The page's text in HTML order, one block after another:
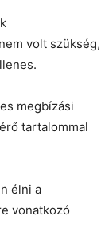
volt szükség,
megbízási
tartalommal
élni a
vonatkozó